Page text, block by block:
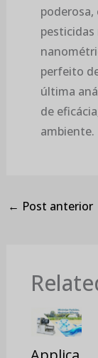
perfeito
última
de
ambiente.
← Post anterior